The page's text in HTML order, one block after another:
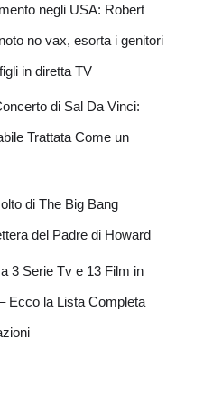
negli USA: Robert
no vax, esorta i genitori
in diretta TV
di Sal Da Vinci:
Trattata Come un
di The Big Bang
del Padre di Howard
3 Serie Tv e 13 Film in
Ecco la Lista Completa